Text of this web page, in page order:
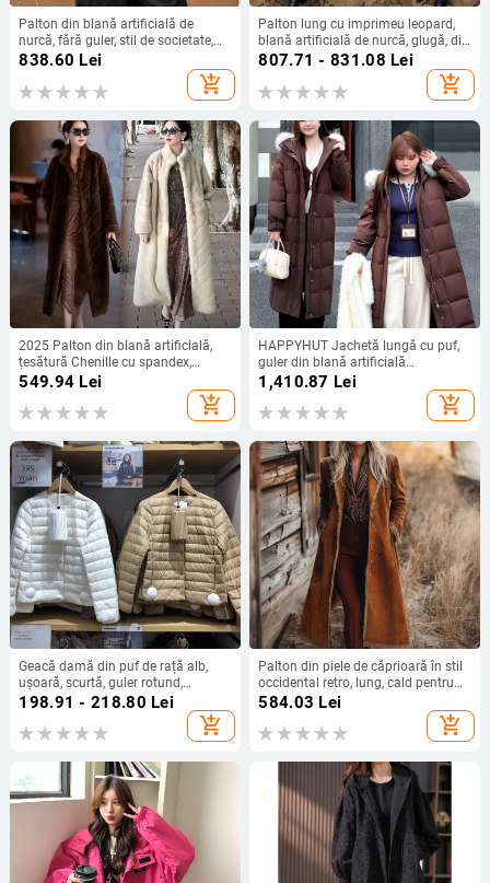
Palton din blană artificială de
nurcă, fără guler, stil de societate,
primăvara 2025
838.60 Lei
add_shopping_cart
Palton lung cu imprimeu leopard,
blană artificială de nurcă, glugă, din
bumbac gros
807.71 - 831.08 Lei
add_shopping_cart
2025 Palton din blană artificială,
țesătură Chenille cu spandex,
mâneci lungi, guler polo, cald și lejer
549.94 Lei
add_shopping_cart
HAPPYHUT Jachetă lungă cu puf,
guler din blană artificială
demontabil, puf de raţă alb 86–
90%, umplere 201–300 g, material
PPS 50d cu înaltă elasticitate,
stil elegant pentru oraș
1,410.87 Lei
add_shopping_cart
Geacă damă din puf de rață alb,
ușoară, scurtă, guler rotund,
umplutură de cașmir 51–55%
198.91 - 218.80 Lei
add_shopping_cart
Palton din piele de căprioară în stil
occidental retro, lung, cald pentru
toamnă și iarnă
584.03 Lei
add_shopping_cart